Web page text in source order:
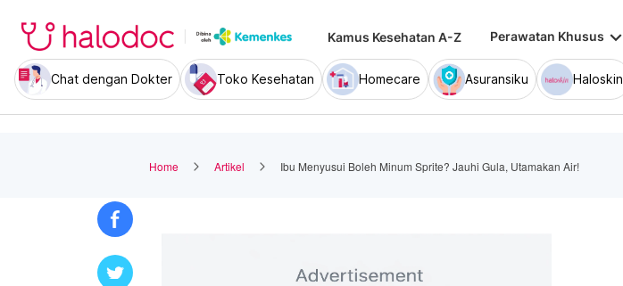
Kamus Kesehatan A-Z Perawatan Khusus keyboard_arrow_down
Chat dengan Dokter Toko Kesehatan Homecare Asuransiku Haloskin
Home Artikel Ibu Menyusui Boleh Minum Sprite? Jauhi Gula, Utamakan Air!